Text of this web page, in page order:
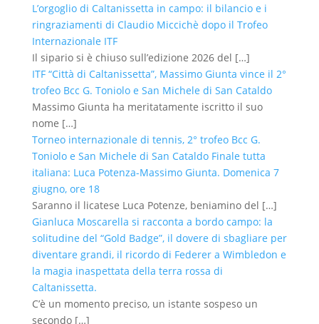
L’orgoglio di Caltanissetta in campo: il bilancio e i
ringraziamenti di Claudio Miccichè dopo il Trofeo
Internazionale ITF
Il sipario si è chiuso sull’edizione 2026 del […]
ITF “Città di Caltanissetta”, Massimo Giunta vince il 2°
trofeo Bcc G. Toniolo e San Michele di San Cataldo
Massimo Giunta ha meritatamente iscritto il suo
nome […]
Torneo internazionale di tennis, 2° trofeo Bcc G.
Toniolo e San Michele di San Cataldo Finale tutta
italiana: Luca Potenza-Massimo Giunta. Domenica 7
giugno, ore 18
Saranno il licatese Luca Potenze, beniamino del […]
Gianluca Moscarella si racconta a bordo campo: la
solitudine del “Gold Badge”, il dovere di sbagliare per
diventare grandi, il ricordo di Federer a Wimbledon e
la magia inaspettata della terra rossa di
Caltanissetta.
C’è un momento preciso, un istante sospeso un
secondo […]